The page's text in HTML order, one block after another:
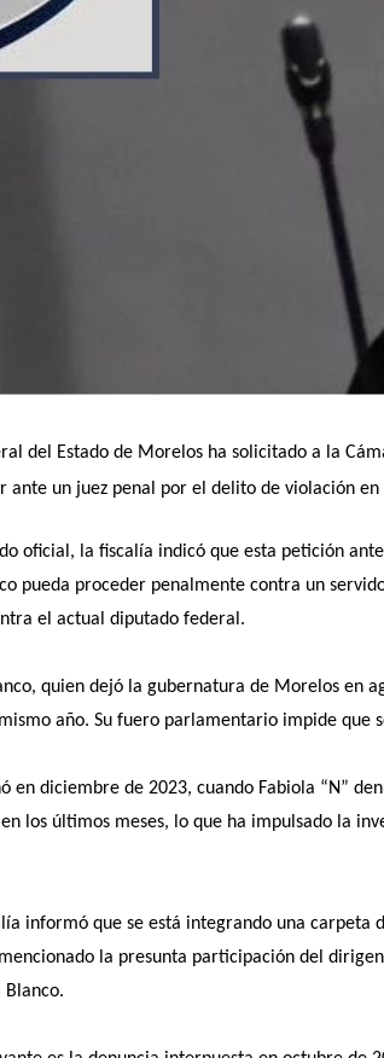
del Estado de Morelos ha solicitado a la
ante un juez penal por el delito de violación
oficial, la fiscalía indicó que esta petición
pueda proceder penalmente contra un
el actual diputado federal.
quien dejó la gubernatura de Morelos en
año. Su fuero parlamentario impide que
en diciembre de 2023, cuando Fabiola “N”
en los últimos meses, lo que ha impulsado la
informó que se está integrando una carpeta
la presunta participación del
Blanco.